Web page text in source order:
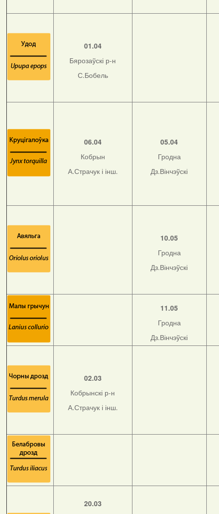
01.04
Бярозаўскі р-н
С.Бобель
06.04
Кобрын
А.Страчук і інш.
05.04
Гродна
Дз.Вінчэўскі
10.05
Гродна
Дз.Вінчэўскі
11.05
Гродна
Дз.Вінчэўскі
02.03
Кобрынскі р-н
А.Страчук і інш.
20.03